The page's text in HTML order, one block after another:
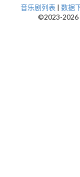
音乐剧列表 | 数据
©2023-2026